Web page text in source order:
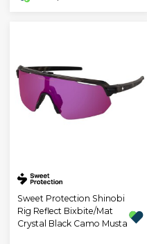
Sweet Protection Shinobi
Rig Reflect Bixbite/Mat
Crystal Black Camo Musta